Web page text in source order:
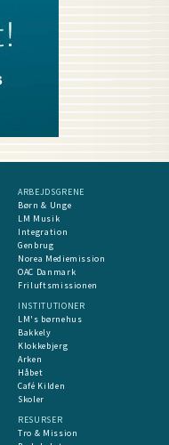
ARBEJDSGRENE
Børn & Unge
LM Musik
Integration
Genbrug
Norea Mediemission
OAC Danmark
Friluftsmissionen
INSTITUTIONER
LM's børnehus
Bakkely
Klokkebjerg
Arken
Håbet
Café Kilden
Skoler
RESURSER
Tro & Mission